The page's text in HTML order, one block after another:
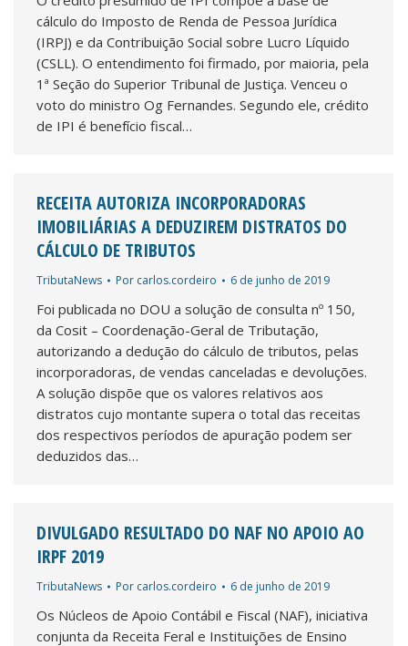
cálculo do Imposto de Renda de Pessoa Jurídica
(IRPJ) e da Contribuição Social sobre Lucro Líquido
(CSLL). O entendimento foi firmado, por maioria, pela
1ª Seção do Superior Tribunal de Justiça. Venceu o
voto do ministro Og Fernandes. Segundo ele, crédito
de IPI é benefício fiscal…
RECEITA AUTORIZA INCORPORADORAS
IMOBILIÁRIAS A DEDUZIREM DISTRATOS DO
CÁLCULO DE TRIBUTOS
TributaNews Por carlos.cordeiro 6 de junho de 2019
Foi publicada no DOU a solução de consulta nº 150,
da Cosit – Coordenação-Geral de Tributação,
autorizando a dedução do cálculo de tributos, pelas
incorporadoras, de vendas canceladas e devoluções.
A solução dispõe que os valores relativos aos
distratos cujo montante supera o total das receitas
dos respectivos períodos de apuração podem ser
deduzidos das…
DIVULGADO RESULTADO DO NAF NO APOIO AO
IRPF 2019
TributaNews Por carlos.cordeiro 6 de junho de 2019
Os Núcleos de Apoio Contábil e Fiscal (NAF), iniciativa
conjunta da Receita Feral e Instituições de Ensino